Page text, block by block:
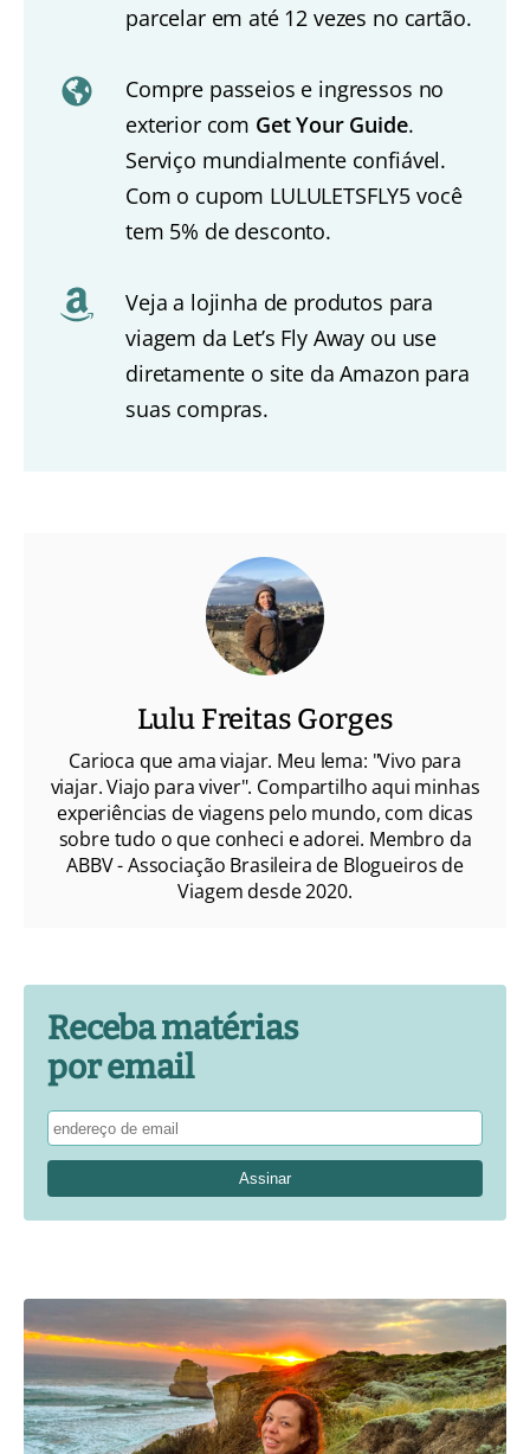
parcelar em até 12 vezes no cartão.
Compre passeios e ingressos no
exterior com Get Your Guide.
Serviço mundialmente confiável.
Com o cupom LULULETSFLY5 você
tem 5% de desconto.
Veja a lojinha de produtos para
viagem da Let’s Fly Away ou use
diretamente o site da Amazon para
suas compras.
Lulu Freitas Gorges
Carioca que ama viajar. Meu lema: "Vivo para
viajar. Viajo para viver". Compartilho aqui minhas
experiências de viagens pelo mundo, com dicas
sobre tudo o que conheci e adorei. Membro da
ABBV - Associação Brasileira de Blogueiros de
Viagem desde 2020.
Receba matérias
por email